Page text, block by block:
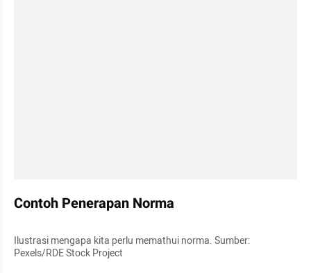
Contoh Penerapan Norma
Ilustrasi mengapa kita perlu memathui norma. Sumber:
Pexels/RDE Stock Project